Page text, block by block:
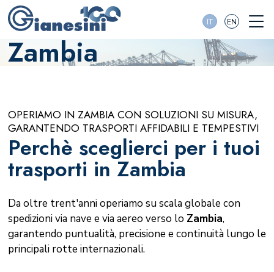
IT EN
Zambia
OPERIAMO IN ZAMBIA CON SOLUZIONI SU MISURA,
GARANTENDO TRASPORTI AFFIDABILI E TEMPESTIVI
Perchè sceglierci per i tuoi
trasporti in Zambia
Da oltre trent'anni operiamo su scala globale con
spedizioni via nave e via aereo verso lo Zambia,
garantendo puntualità, precisione e continuità lungo le
principali rotte internazionali.